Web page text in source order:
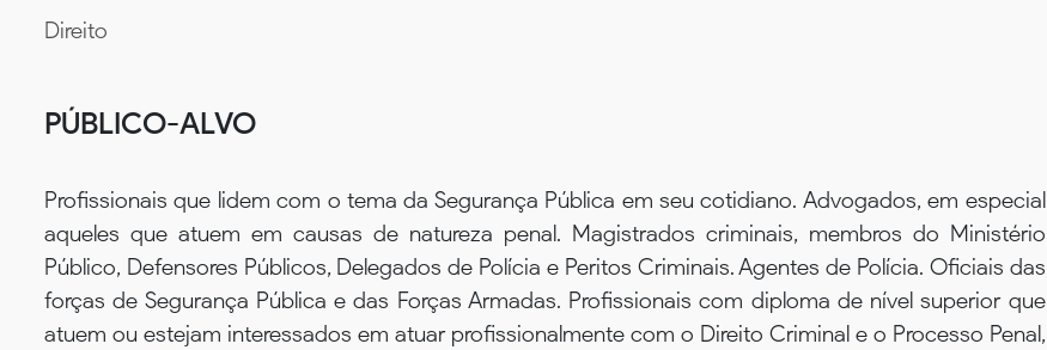
Direito
PÚBLICO-ALVO
Profissionais que lidem com o tema da Segurança Pública em seu cotidiano. Advogados, em especial
aqueles que atuem em causas de natureza penal. Magistrados criminais, membros do Ministério
Público, Defensores Públicos, Delegados de Polícia e Peritos Criminais. Agentes de Polícia. Oficiais das
forças de Segurança Pública e das Forças Armadas. Profissionais com diploma de nível superior que
atuem ou estejam interessados em atuar profissionalmente com o Direito Criminal e o Processo Penal,